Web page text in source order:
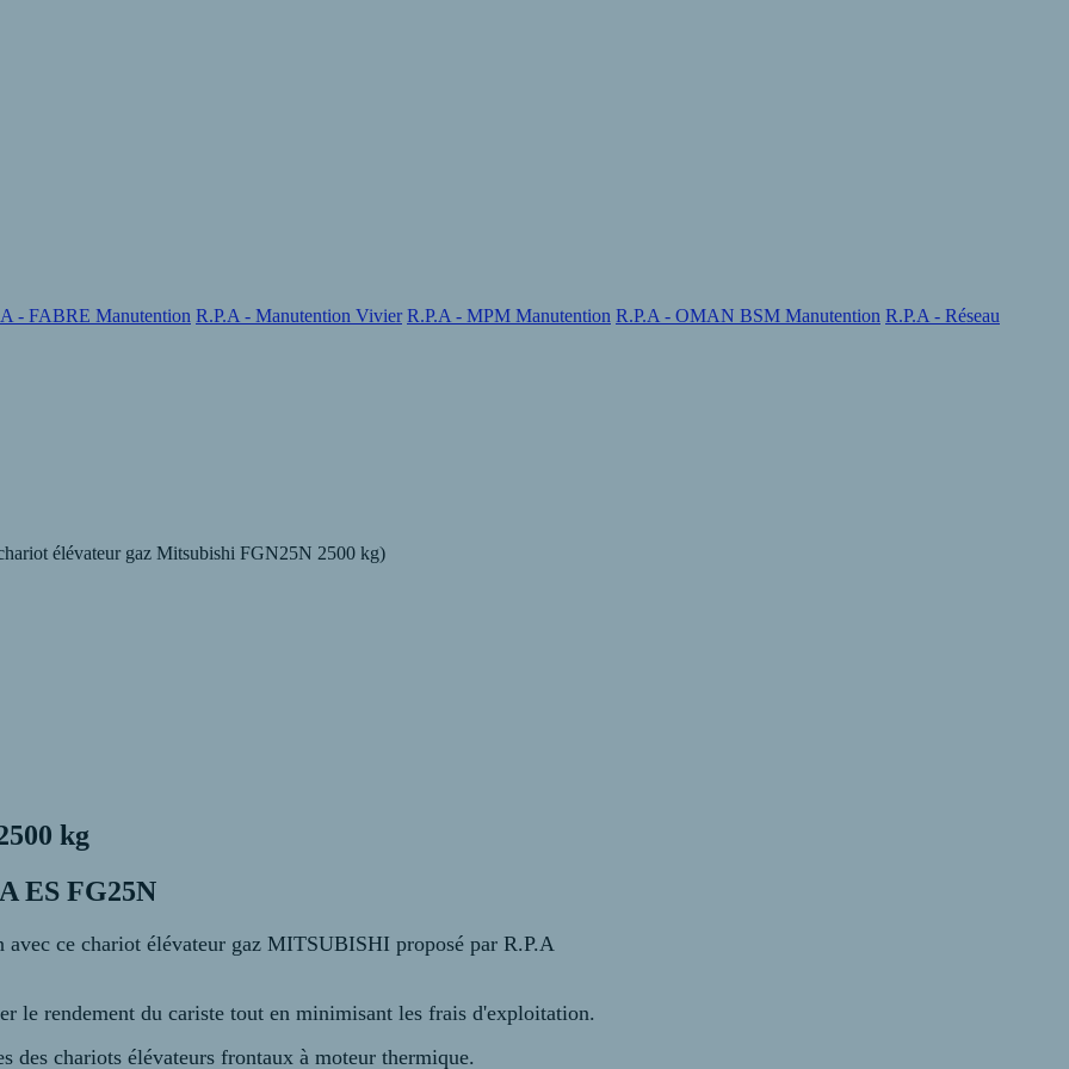
- FABRE Manutention R.P.A - Manutention Vivier R.P.A - MPM Manutention R.P.A - OMAN BSM Manutention R.P.A - Réseau
élévateur gaz Mitsubishi FGN25N 2500 kg)
kg
ES FG25N
ce chariot élévateur gaz MITSUBISHI proposé par R.P.A
le rendement du cariste tout en minimisant les frais d'exploitation.
chariots élévateurs frontaux à moteur thermique.